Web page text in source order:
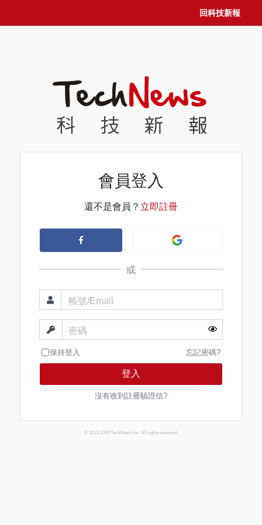
回科技新報
會員登入
還不是會員？ 立即註冊
或
帳號/Email
密碼
保持登入 忘記密碼?
登入
沒有收到註冊驗證信?
© 2013-2026 TechNews Inc. All rights reserved.